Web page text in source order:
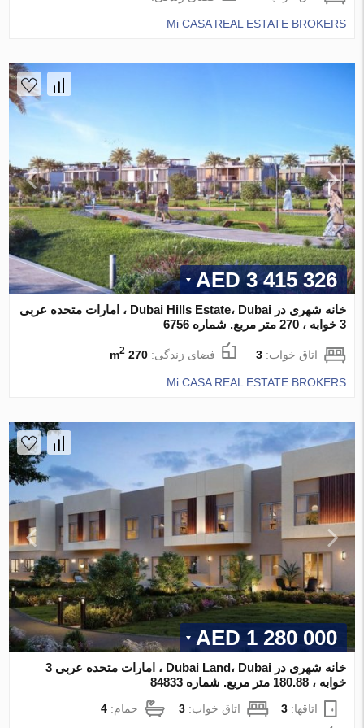
Mi CASA REAL ESTATE BROKERS
3 415 326 AED
خانه شهری در Dubai Hills Estate، Dubai ، امارات متحده عربی
3 خوابه ، 270 متر مربع. شماره 6756
اتاق خواب:3 فضای زندگی:270 m
2
Mi CASA REAL ESTATE BROKERS
1 280 000 AED
خانه شهری در Dubai Land، Dubai ، امارات متحده عربی 3
خوابه ، 180.88 متر مربع. شماره 84833
اتاقها:3 اتاق خواب:3 حمام:4